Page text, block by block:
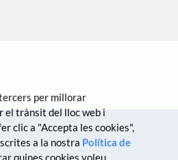
per millorar
el trànsit del lloc web i
clic a "Accepta les cookies",
a la nostra Política de
quines cookies voleu